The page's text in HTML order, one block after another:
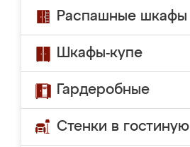
Распашные шкафы
Шкафы-купе
Гардеробные
Стенки в гостиную